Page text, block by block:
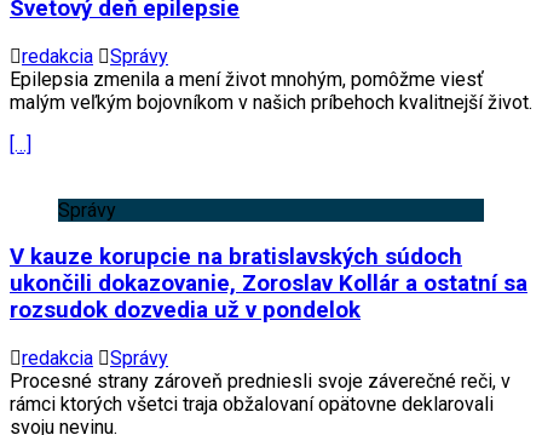
Svetový deň epilepsie
redakcia
Správy
Epilepsia zmenila a mení život mnohým, pomôžme viesť
malým veľkým bojovníkom v našich príbehoch kvalitnejší život.
[…]
Správy
V kauze korupcie na bratislavských súdoch
ukončili dokazovanie, Zoroslav Kollár a ostatní sa
rozsudok dozvedia už v pondelok
redakcia
Správy
Procesné strany zároveň predniesli svoje záverečné reči, v
rámci ktorých všetci traja obžalovaní opätovne deklarovali
svoju nevinu.